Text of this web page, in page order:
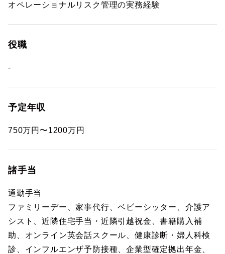
オペレーショナルリスク管理の実務経験
役職
-
予定年収
750万円〜1200万円
諸手当
通勤手当
ファミリーデー、家事代行、ベビーシッター、介護ア
シスト、近隣住宅手当・近隣引越祝金、書籍購入補
助、オンライン英会話スクール、健康診断・婦人科検
診、インフルエンザ予防接種、企業型確定拠出年金、